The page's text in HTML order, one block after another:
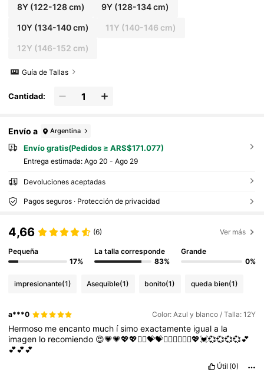
8Y(122-128 cm) 9Y (128-134 cm)
10Y(134-140 cm) 11Y (140-146 cm)
12Y (146-152 cm)
Guía de Tallas
Cantidad:
Envío a Argentina
Envío gratis(Pedidos ≥ ARS$171.077)
Entrega estimada: Ago 20 - Ago 29
Devoluciones aceptadas
Pagos seguros · Protección de privacidad
4,66 (6) Ver más
Pequeña
17%
La talla corresponde
83%
Grande
0%
impresionante(1) Asequible(1) bonito(1) queda bien(1)
a***0 Color: Azul y blanco / Talla: 12Y
Hermoso meencanto much ísimoexactamente iguala la
imagen lo recomiendo 😍💗💗💖💖❤️‍🔥💝💝❤️‍🔥❤️‍🔥❤️‍🔥💖💓💞💞💞💞💕
💕💕💕
Útil (0)